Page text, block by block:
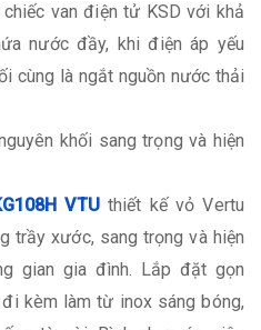
van điện tử KSD với khả
nước đầy, khi điện áp yếu
cùng là ngắt nguồn nước thải
khối sang trọng và hiện
VTU thiết kế vỏ Vertu
trầy xước, sang trọng và hiện
gian gia đình. Lắp đặt gọn
kèm làm từ inox sáng bóng,